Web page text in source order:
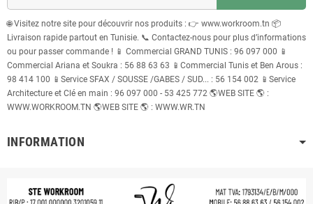
🌐 Visitez notre site pour découvrir nos produits : 👉 www.workroom.tn 📦
Livraison rapide partout en Tunisie. 📞 Contactez-nous pour plus d’informations
ou pour passer commande ! 📱 Commercial GRAND TUNIS : 96 097 000 📱
Commercial Ariana et Soukra : 56 88 63 63 📱Commercial Tunis et Ben Arous :
98 414 100 📱Service SFAX / SOUSSE /GABES / SUD... : 56 154 002 📱Service
Architecture et Clé en main : 96 097 000 - 53 425 772 🌎WEB SITE 🌎 :
WWW.WORKROOM.TN 🌎WEB SITE 🌎 : WWW.WR.TN
INFORMATION